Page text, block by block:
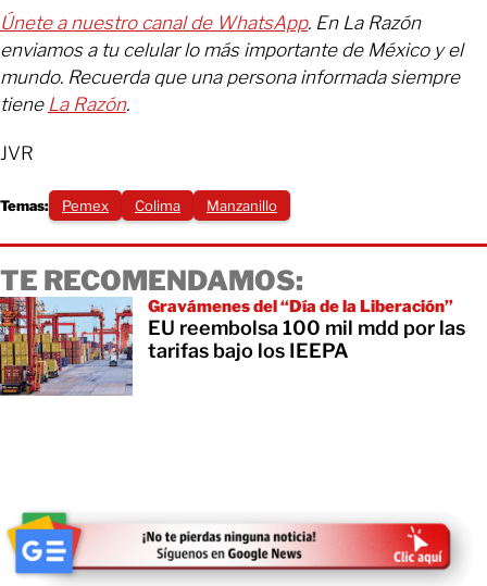
Únete a nuestro canal de WhatsApp. En La Razón
enviamos a tu celular lo más importante de México y el
mundo. Recuerda que una persona informada siempre
tiene La Razón.
JVR
Temas: Pemex Colima Manzanillo
TE RECOMENDAMOS:
Gravámenes del “Día de la Liberación”
EU reembolsa 100 mil mdd por las
tarifas bajo los IEEPA